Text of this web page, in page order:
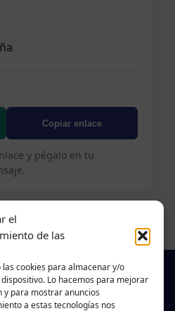
el
de las
cookies para almacenar y/o
Lo hacemos para mejorar
y para mostrar anuncios
a estas tecnologías nos
Copiar enlace
y pégalo en tu
de noticias